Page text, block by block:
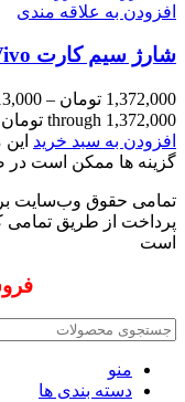
افزودن به علاقه مندی
شارژ سیم کارت Vivo برزیل
1,372,000 تومان –
through 1,372,000 تومان
افزودن به سبد خرید
گزینه ها ممکن است
تمامی حقوق وب‌سایت
پرداخت از طریق تمامی
است
منو
دسته بندی ها